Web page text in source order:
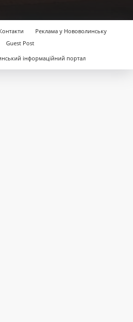
Реклама у Нововолинську
Guest Post
інформаційний портал